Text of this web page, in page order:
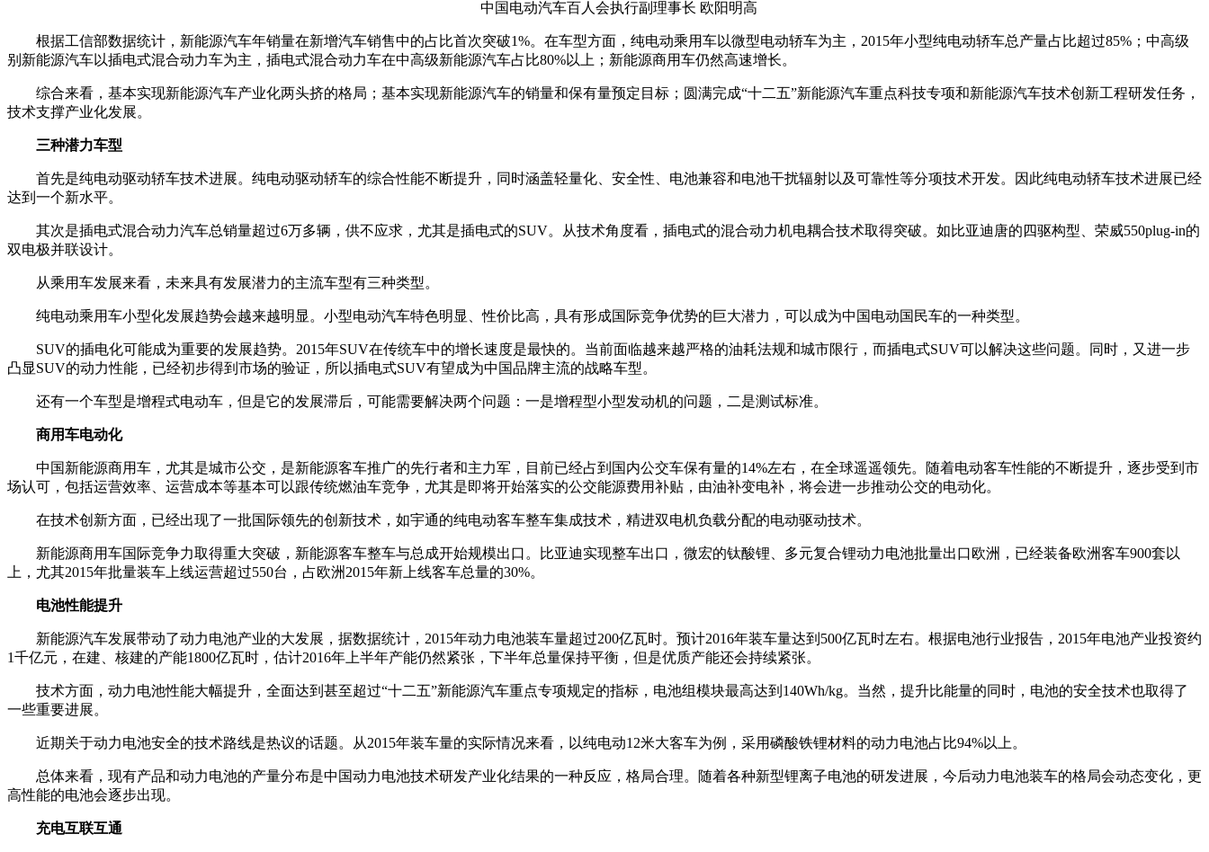
中国电动汽车百人会执行副理事长 欧阳明高
根据工信部数据统计，新能源汽车年销量在新增汽车销售中的占比首次突破1%。在车型方面，纯电动乘用车以微型电动轿车为主，2015年小型纯电动轿车总产量占比超过85%；中高级
别新能源汽车以插电式混合动力车为主，插电式混合动力车在中高级新能源汽车占比80%以上；新能源商用车仍然高速增长。
综合来看，基本实现新能源汽车产业化两头挤的格局；基本实现新能源汽车的销量和保有量预定目标；圆满完成“十二五”新能源汽车重点科技专项和新能源汽车技术创新工程研发任务，
技术支撑产业化发展。
三种潜力车型
首先是纯电动驱动轿车技术进展。纯电动驱动轿车的综合性能不断提升，同时涵盖轻量化、安全性、电池兼容和电池干扰辐射以及可靠性等分项技术开发。因此纯电动轿车技术进展已经
达到一个新水平。
其次是插电式混合动力汽车总销量超过6万多辆，供不应求，尤其是插电式的SUV。从技术角度看，插电式的混合动力机电耦合技术取得突破。如比亚迪唐的四驱构型、荣威550plug-in的
双电极并联设计。
从乘用车发展来看，未来具有发展潜力的主流车型有三种类型。
纯电动乘用车小型化发展趋势会越来越明显。小型电动汽车特色明显、性价比高，具有形成国际竞争优势的巨大潜力，可以成为中国电动国民车的一种类型。
SUV的插电化可能成为重要的发展趋势。2015年SUV在传统车中的增长速度是最快的。当前面临越来越严格的油耗法规和城市限行，而插电式SUV可以解决这些问题。同时，又进一步
凸显SUV的动力性能，已经初步得到市场的验证，所以插电式SUV有望成为中国品牌主流的战略车型。
还有一个车型是增程式电动车，但是它的发展滞后，可能需要解决两个问题：一是增程型小型发动机的问题，二是测试标准。
商用车电动化
中国新能源商用车，尤其是城市公交，是新能源客车推广的先行者和主力军，目前已经占到国内公交车保有量的14%左右，在全球遥遥领先。随着电动客车性能的不断提升，逐步受到市
场认可，包括运营效率、运营成本等基本可以跟传统燃油车竞争，尤其是即将开始落实的公交能源费用补贴，由油补变电补，将会进一步推动公交的电动化。
在技术创新方面，已经出现了一批国际领先的创新技术，如宇通的纯电动客车整车集成技术，精进双电机负载分配的电动驱动技术。
新能源商用车国际竞争力取得重大突破，新能源客车整车与总成开始规模出口。比亚迪实现整车出口，微宏的钛酸锂、多元复合锂动力电池批量出口欧洲，已经装备欧洲客车900套以
上，尤其2015年批量装车上线运营超过550台，占欧洲2015年新上线客车总量的30%。
电池性能提升
新能源汽车发展带动了动力电池产业的大发展，据数据统计，2015年动力电池装车量超过200亿瓦时。预计2016年装车量达到500亿瓦时左右。根据电池行业报告，2015年电池产业投资约
1千亿元，在建、核建的产能1800亿瓦时，估计2016年上半年产能仍然紧张，下半年总量保持平衡，但是优质产能还会持续紧张。
技术方面，动力电池性能大幅提升，全面达到甚至超过“十二五”新能源汽车重点专项规定的指标，电池组模块最高达到140Wh/kg。当然，提升比能量的同时，电池的安全技术也取得了
一些重要进展。
近期关于动力电池安全的技术路线是热议的话题。从2015年装车量的实际情况来看，以纯电动12米大客车为例，采用磷酸铁锂材料的动力电池占比94%以上。
总体来看，现有产品和动力电池的产量分布是中国动力电池技术研发产业化结果的一种反应，格局合理。随着各种新型锂离子电池的研发进展，今后动力电池装车的格局会动态变化，更
高性能的电池会逐步出现。
充电互联互通